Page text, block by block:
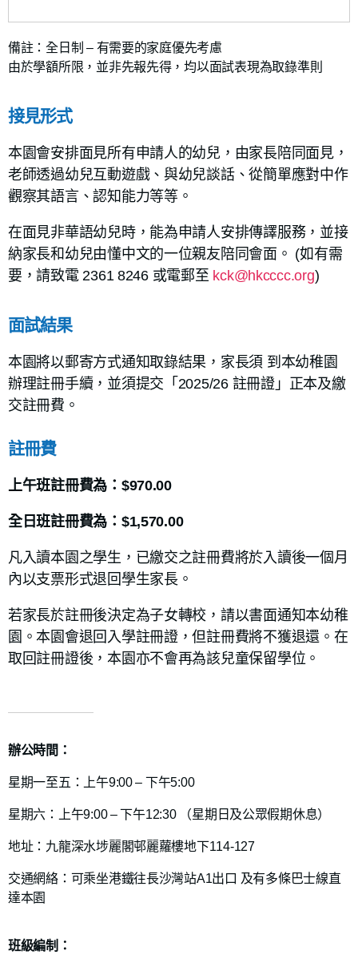
備註：全日制 – 有需要的家庭優先考慮
由於學額所限，並非先報先得，均以面試表現為取錄準則
接見形式
本園會安排面見所有申請人的幼兒，由家長陪同面見，
老師透過幼兒互動遊戲、與幼兒談話、從簡單應對中作
觀察其語言、認知能力等等。
在面見非華語幼兒時，能為申請人安排傳譯服務，並接
納家長和幼兒由懂中文的一位親友陪同會面。 (如有需
要，請致電 2361 8246 或電郵至 kck@hkcccc.org)
面試結果
本園將以郵寄方式通知取錄結果， 家長須 到本幼稚園
辦理註冊手續，並須提交「2025/26 註冊證」正本及繳
交註冊費 。
註冊費
上午班註冊費為：$970.00
全日班註冊費為：$1,570.00
凡入讀本園之學生，已繳交之註冊費將於入讀後一個月
內以支票形式退回學生家長。
若家長於註冊後決定為子女轉校，請以書面通知本幼稚
園。本園會退回入學註冊證，但註冊費將不獲退還。在
取回註冊證後，本園亦不會再為該兒童保留學位。
辦公時間：
星期一至五：上午9:00 – 下午5:00
星期六：上午9:00 – 下午12:30 （星期日及公眾假期休息）
地址：九龍深水埗麗閣邨麗蘿樓地下114-127
交通網絡：可乘坐港鐵往長沙灣站A1出口 及有多條巴士線直
達本園
班級編制：